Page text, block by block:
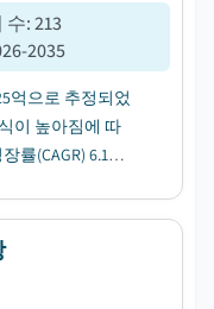
수:213
2035
억으로 추정되었
이 높아짐에 따
률(CAGR) 6.1%